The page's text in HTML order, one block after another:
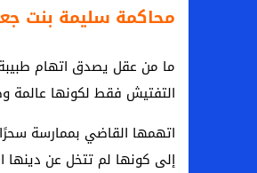
محاكمة سليمة بنت
ما من عقل يصدق اتهام
التفتيش فقط لكونها عالمة
اتهمها القاضي بممارسة
إلى كونها لم تتخل عن دينها